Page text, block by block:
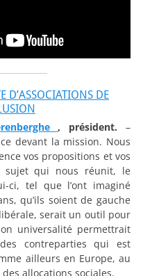
D’ASSOCIATIONS DE
, président.–
devant la mission. Nous
vos propositions et vos
sujet qui nous réunit, le
ci, tel que l’ont imaginé
qu’ils soient de gauche
serait un outil pour
universalité permettrait
contreparties qui est
ailleurs en Europe, au
allocations sociales.